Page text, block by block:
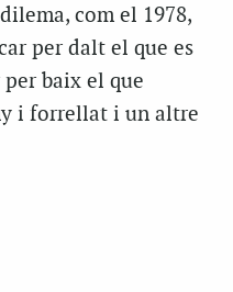
com el 1978,
per dalt el que es
baix el que
i forrellat i un altre